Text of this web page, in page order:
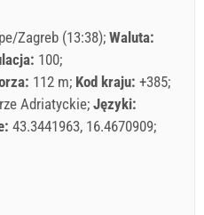
Zagreb (13:38) Waluta:
100
112 m Kod kraju: +385
Adriatyckie Języki:
43.3441963, 16.4670909